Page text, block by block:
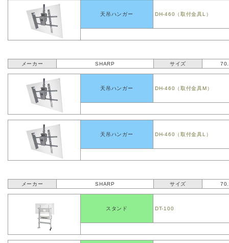
天吊ハンガー DH-460（取付金具L）
メーカー SHARP サイズ
天吊ハンガー DH-460（取付金具M）
天吊ハンガー DH-460（取付金具L）
メーカー SHARP サイズ
スタンド DT-100